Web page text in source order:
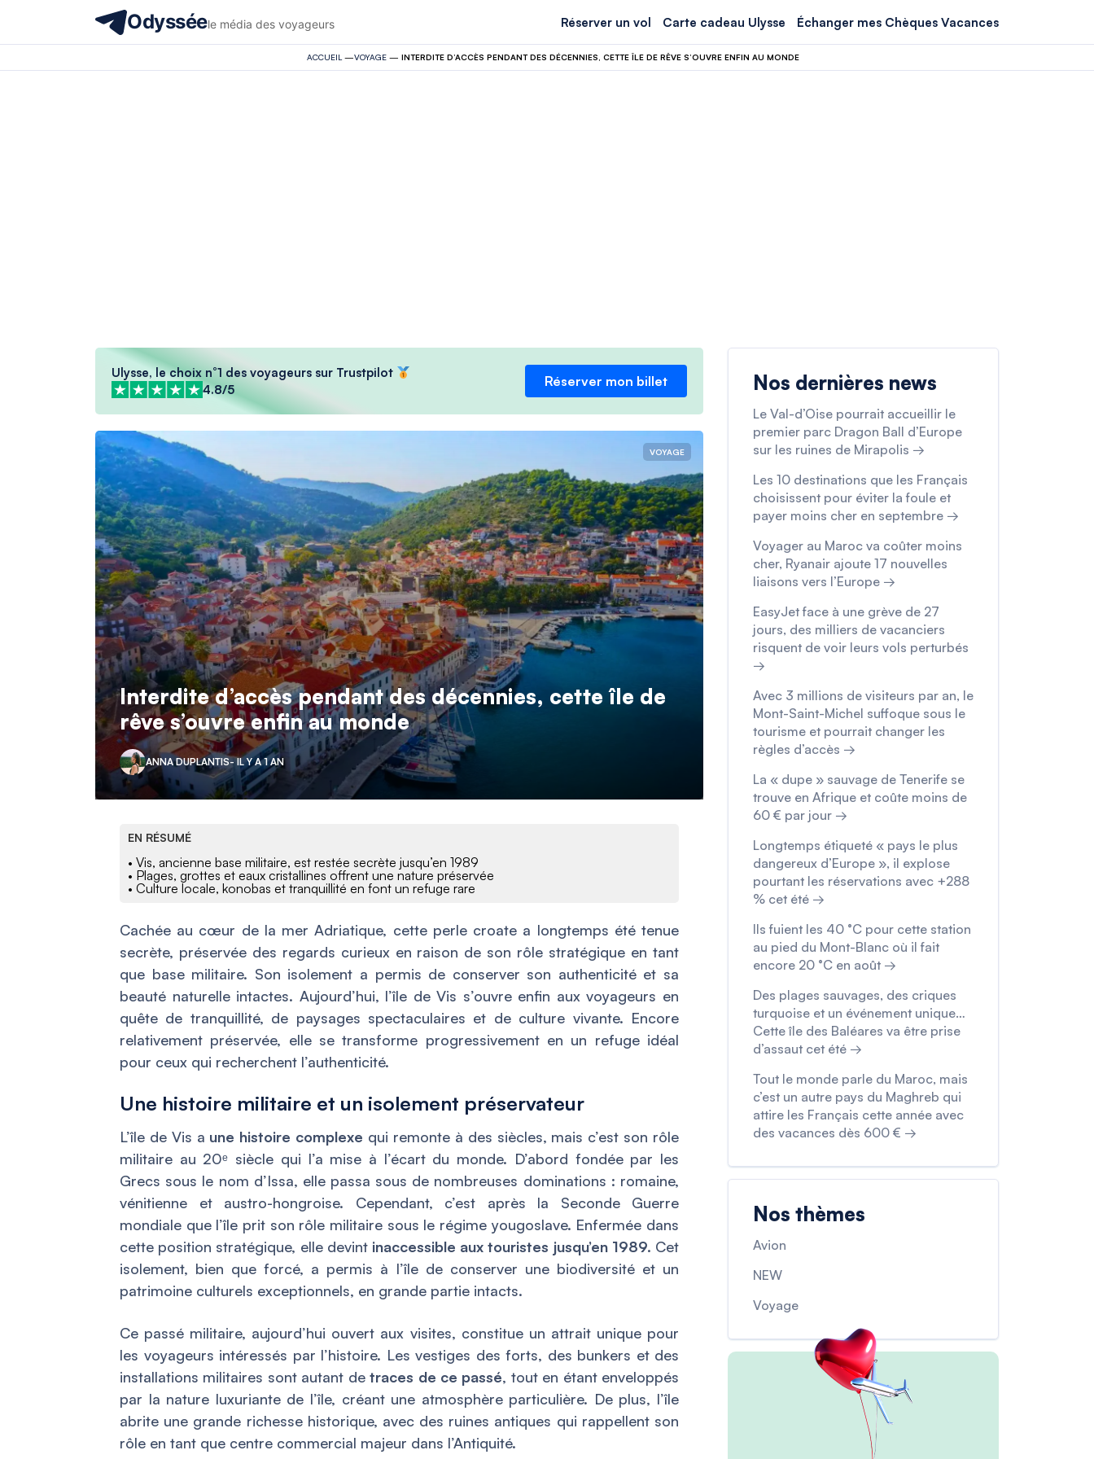
Odysséele média des voyageurs Réserver un vol Carte cadeau Ulysse Échanger mes Chèques Vacances
ACCUEIL —VOYAGE — INTERDITE D’ACCÈS PENDANT DES DÉCENNIES, CETTE ÎLE DE RÊVE S’OUVRE ENFIN AU MONDE
Ulysse, le choix n°1 des voyageurs sur Trustpilot
4.8/5
Réserver mon billet
VOYAGE
Interdite d’accès pendant des décennies, cette île de
rêve s’ouvre enfin au monde
ANNA DUPLANTIS- IL Y A 1 AN
EN RÉSUMÉ
• Vis, ancienne base militaire, est restée secrète jusqu’en 1989
• Plages, grottes et eaux cristallines offrent une nature préservée
• Culture locale, konobas et tranquillité en font un refuge rare
Cachée au cœur de la mer Adriatique, cette perle croate a longtemps été tenue
secrète, préservée des regards curieux en raison de son rôle stratégique en tant
que base militaire. Son isolement a permis de conserver son authenticité et sa
beauté naturelle intactes. Aujourd’hui, l’île de Vis s’ouvre enfin aux voyageurs en
quête de tranquillité, de paysages spectaculaires et de culture vivante. Encore
relativement préservée, elle se transforme progressivement en un refuge idéal
pour ceux qui recherchent l’authenticité.
Une histoire militaire et un isolement préservateur
L’île de Vis a une histoire complexe qui remonte à des siècles, mais c’est son rôle
militaire au 20ᵉ siècle qui l’a mise à l’écart du monde. D’abord fondée par les
Grecs sous le nom d’Issa, elle passa sous de nombreuses dominations : romaine,
vénitienne et austro-hongroise. Cependant, c’est après la Seconde Guerre
mondiale que l’île prit son rôle militaire sous le régime yougoslave. Enfermée dans
cette position stratégique, elle devint inaccessible aux touristes jusqu’en 1989. Cet
isolement, bien que forcé, a permis à l’île de conserver une biodiversité et un
patrimoine culturels exceptionnels, en grande partie intacts.
Ce passé militaire, aujourd’hui ouvert aux visites, constitue un attrait unique pour
les voyageurs intéressés par l’histoire. Les vestiges des forts, des bunkers et des
installations militaires sont autant detraces de ce passé, tout en étant enveloppés
par la nature luxuriante de l’île, créant une atmosphère particulière. De plus, l’île
abrite une grande richesse historique, avec des ruines antiques qui rappellent son
rôle en tant que centre commercial majeur dans l’Antiquité.
Nos dernières news
Le Val-d’Oise pourrait accueillir le
premier parc Dragon Ball d’Europe
sur les ruines de Mirapolis →
Les 10 destinations que les Français
choisissent pour éviter la foule et
payer moins cher en septembre →
Voyager au Maroc va coûter moins
cher, Ryanair ajoute 17 nouvelles
liaisons vers l’Europe →
EasyJet face à une grève de 27
jours, des milliers de vacanciers
risquent de voir leurs vols perturbés
→
Avec 3 millions de visiteurs par an, le
Mont-Saint-Michel suffoque sous le
tourisme et pourrait changer les
règles d’accès →
La « dupe » sauvage de Tenerife se
trouve en Afrique et coûte moins de
60 € par jour →
Longtemps étiqueté « pays le plus
dangereux d’Europe », il explose
pourtant les réservations avec +288
% cet été →
Ils fuient les 40 °C pour cette station
au pied du Mont-Blanc où il fait
encore 20 °C en août →
Des plages sauvages, des criques
turquoise et un événement unique…
Cette île des Baléares va être prise
d’assaut cet été →
Tout le monde parle du Maroc, mais
c’est un autre pays du Maghreb qui
attire les Français cette année avec
des vacances dès 600 € →
Nos thèmes
Avion
NEW
Voyage